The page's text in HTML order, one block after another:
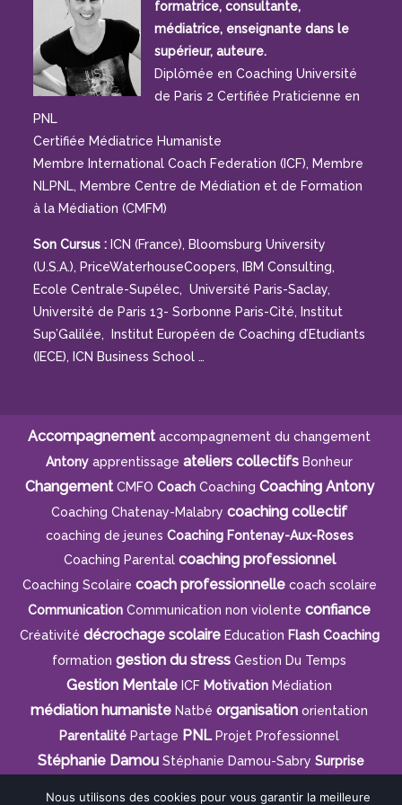
formatrice, consultante,
médiatrice, enseignante dans le
supérieur, auteure.
Diplômée en Coaching Université
de Paris 2 Certifiée Praticienne en
PNL
Certifiée Médiatrice Humaniste
Membre International Coach Federation (ICF), Membre
NLPNL, Membre Centre de Médiation et de Formation
à la Médiation (CMFM)
Son Cursus : ICN (France), Bloomsburg University
(U.S.A.), PriceWaterhouseCoopers, IBM Consulting,
Ecole Centrale-Supélec, Université Paris-Saclay,
Université de Paris 13- Sorbonne Paris-Cité, Institut
Sup’Galilée, Institut Européen de Coaching d’Etudiants
(IECE), ICN Business School …
Accompagnement accompagnement du changement
Antony apprentissage ateliers collectifs Bonheur
Changement CMFO Coach Coaching Coaching Antony
Coaching Chatenay-Malabry coaching collectif
coaching de jeunes Coaching Fontenay-Aux-Roses
Coaching Parental coaching professionnel
Coaching Scolaire coach professionnelle coach scolaire
Communication Communication non violente confiance
Créativité décrochage scolaire Education Flash Coaching
formation gestion du stress Gestion Du Temps
Gestion Mentale ICF Motivation Médiation
médiation humaniste Natbé organisation orientation
Parentalité Partage PNL Projet Professionnel
Stéphanie Damou Stéphanie Damou-Sabry Surprise
Nous utilisons des cookies pour vous garantir la meilleure